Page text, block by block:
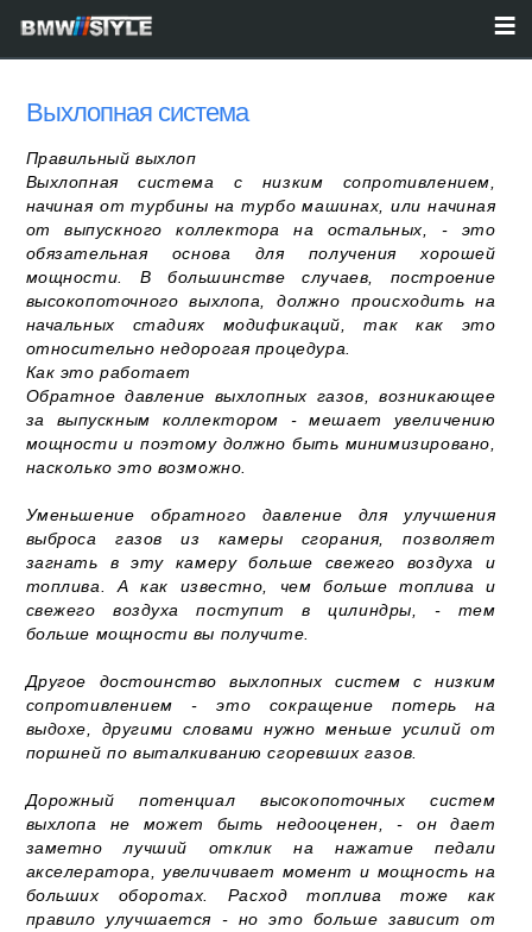
Выхлопная система
Правильный выхлоп
Выхлопная система с низким сопротивлением,
начиная от турбины на турбо машинах, или начиная
от выпускного коллектора на остальных, - это
обязательная основа для получения хорошей
мощности. В большинстве случаев, построение
высокопоточного выхлопа, должно происходить на
начальных стадиях модификаций, так как это
относительно недорогая процедура.
Как это работает
Обратное давление выхлопных газов, возникающее
за выпускным коллектором - мешает увеличению
мощности и поэтому должно быть минимизировано,
насколько это возможно.
Уменьшение обратного давление для улучшения
выброса газов из камеры сгорания, позволяет
загнать в эту камеру больше свежего воздуха и
топлива. А как известно, чем больше топлива и
свежего воздуха поступит в цилиндры, - тем
больше мощности вы получите.
Другое достоинство выхлопных систем с низким
сопротивлением - это сокращение потерь на
выдохе, другими словами нужно меньше усилий от
поршней по выталкиванию сгоревших газов.
Дорожный потенциал высокопоточных систем
выхлопа не может быть недооценен, - он дает
заметно лучший отклик на нажатие педали
акселератора, увеличивает момент и мощность на
больших оборотах. Расход топлива тоже как
правило улучшается - но это больше зависит от